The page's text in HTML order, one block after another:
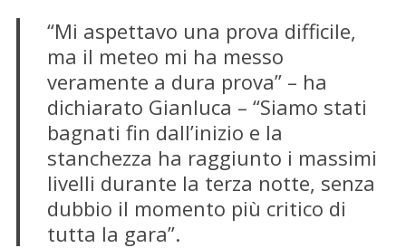
“Mi aspettavo una prova difficile,
ma il meteo mi ha messo
veramente a dura prova” – ha
dichiarato Gianluca – “Siamo stati
bagnati fin dall’inizio e la
stanchezza ha raggiunto i massimi
livelli durante la terza notte, senza
dubbio il momento più critico di
tutta la gara”.